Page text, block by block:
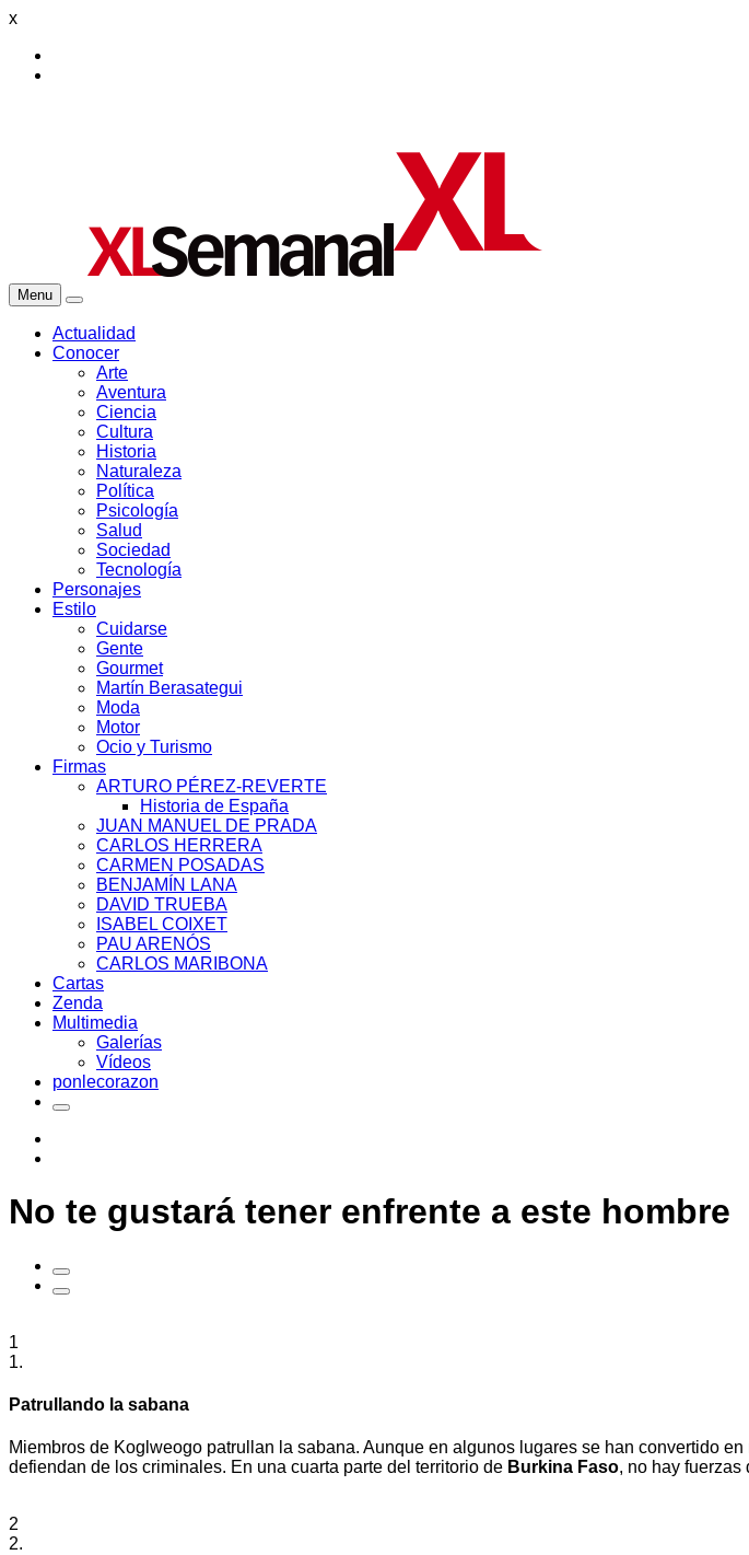
x
Menu
Actualidad
Conocer
Arte
Aventura
Ciencia
Cultura
Historia
Naturaleza
Política
Psicología
Salud
Sociedad
Tecnología
Personajes
Estilo
Cuidarse
Gente
Gourmet
Martín Berasategui
Moda
Motor
Ocio y Turismo
Firmas
ARTURO PÉREZ-REVERTE
Historia de España
JUAN MANUEL DE PRADA
CARLOS HERRERA
CARMEN POSADAS
BENJAMÍN LANA
DAVID TRUEBA
ISABEL COIXET
PAU ARENÓS
CARLOS MARIBONA
Cartas
Zenda
Multimedia
Galerías
Vídeos
ponlecorazon
No te gustará tener enfrente a este hombre
1
1.
Patrullando la sabana
Miembros de Koglweogo patrullan la sabana. Aunque en algunos lugares se han convertido
defiendan de los criminales. En una cuarta parte del territorio de Burkina Faso, no hay fuerzas
2
2.